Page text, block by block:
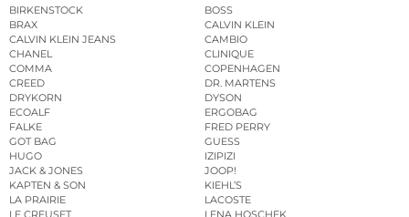
BIRKENSTOCK
BOSS
BRAX
CALVIN KLEIN
CALVIN KLEIN JEANS
CAMBIO
CHANEL
CLINIQUE
COMMA
COPENHAGEN
CREED
DR. MARTENS
DRYKORN
DYSON
ECOALF
ERGOBAG
FALKE
FRED PERRY
GOT BAG
GUESS
HUGO
IZIPIZI
JACK & JONES
JOOP!
KAPTEN & SON
KIEHL’S
LA PRAIRIE
LACOSTE
LE CREUSET
LENA HOSCHEK